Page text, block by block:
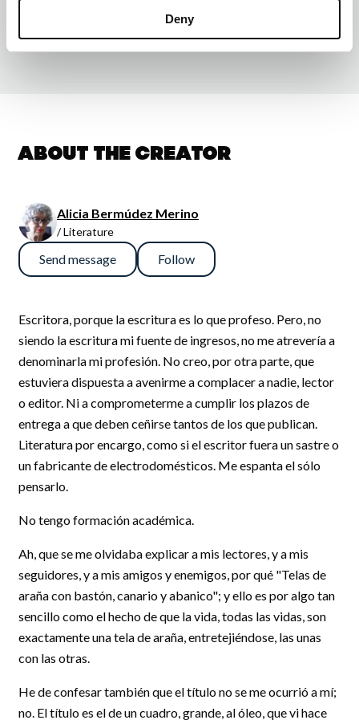
Deny
About the creator
Alicia Bermúdez Merino
/ Literature
Send message Follow
Escritora, porque la escritura es lo que profeso. Pero, no
siendo la escritura mi fuente de ingresos, no me atrevería a
denominarla mi profesión. No creo, por otra parte, que
estuviera dispuesta a avenirme a complacer a nadie, lector
o editor. Ni a comprometerme a cumplir los plazos de
entrega a que deben ceñirse tantos de los que publican.
Literatura por encargo, como si el escritor fuera un sastre o
un fabricante de electrodomésticos. Me espanta el sólo
pensarlo.
No tengo formación académica.
Ah, que se me olvidaba explicar a mis lectores, y a mis
seguidores, y a mis amigos y enemigos, por qué "Telas de
araña con bastón, canario y abanico"; y ello es por algo tan
sencillo como el hecho de que la vida, todas las vidas, son
exactamente una tela de araña, entretejiéndose, las unas
con las otras.
He de confesar también que el título no se me ocurrió a mí;
no. El título es el de un cuadro, grande, al óleo, que vi hace